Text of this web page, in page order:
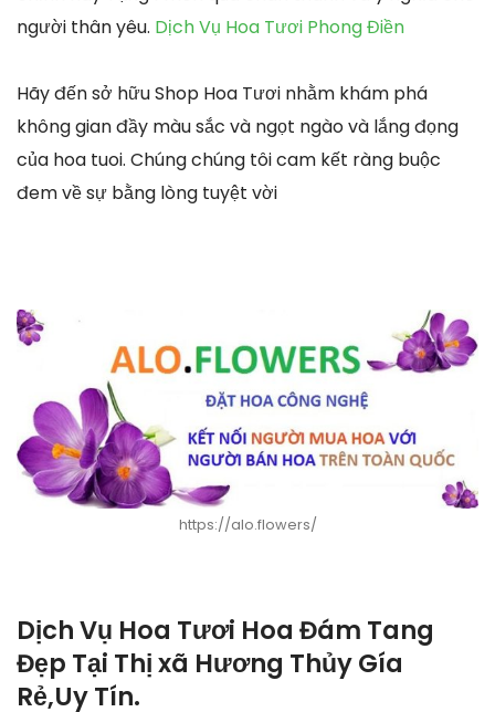
người thân yêu. Dịch Vụ Hoa Tươi Phong Điền
Hãy đến sở hữu Shop Hoa Tươi nhằm khám phá
không gian đầy màu sắc và ngọt ngào và lắng đọng
của hoa tuoi. Chúng chúng tôi cam kết ràng buộc
đem về sự bằng lòng tuyệt vời
https://alo.flowers/
Dịch Vụ Hoa Tươi Hoa Đám Tang
Đẹp Tại Thị xã Hương Thủy Gía
Rẻ,Uy Tín.